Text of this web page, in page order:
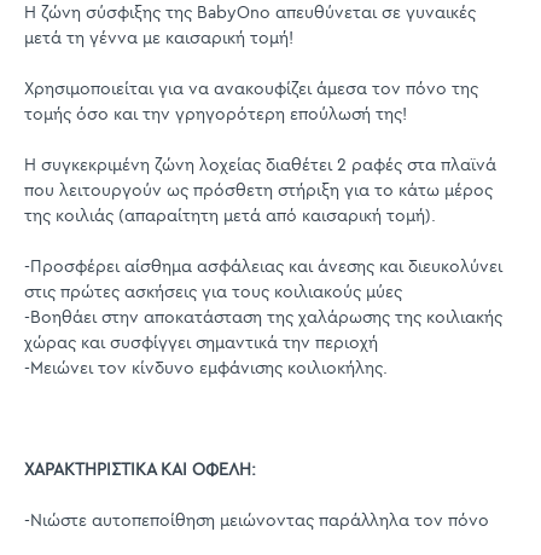
Η ζώνη σύσφιξης της BabyOno απευθύνεται σε γυναικές
μετά τη γέννα με καισαρική τομή!
Χρησιμοποιείται για να ανακουφίζει άμεσα τον πόνο της
τομής όσο και την γρηγορότερη επούλωσή της!
Η συγκεκριμένη ζώνη λοχείας διαθέτει 2 ραφές στα πλαϊνά
που λειτουργούν ως πρόσθετη στήριξη για το κάτω μέρος
της κοιλιάς (απαραίτητη μετά από καισαρική τομή).
-Προσφέρει αίσθημα ασφάλειας και άνεσης και διευκολύνει
στις πρώτες ασκήσεις για τους κοιλιακούς μύες
-Βοηθάει στην αποκατάσταση της χαλάρωσης της κοιλιακής
χώρας και συσφίγγει σημαντικά την περιοχή
-Μειώνει τον κίνδυνο εμφάνισης κοιλιοκήλης.
ΧΑΡΑΚΤΗΡΙΣΤΙΚΑ ΚΑΙ ΟΦΕΛΗ:
-Νιώστε αυτοπεποίθηση μειώνοντας παράλληλα τον πόνο